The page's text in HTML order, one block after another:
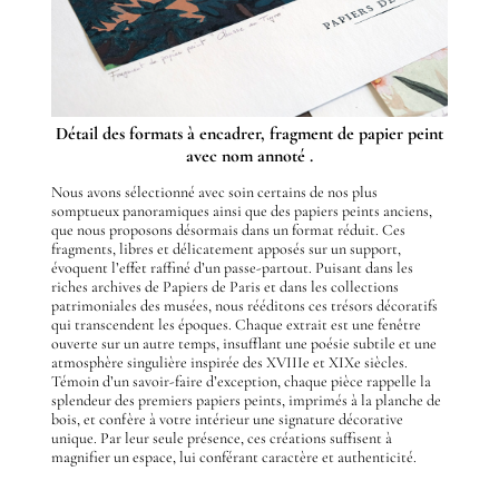
Détail des formats à encadrer, fragment de papier peint
avec nom annoté .
Nous avons sélectionné avec soin certains de nos plus
somptueux panoramiques ainsi que des papiers peints anciens,
que nous proposons désormais dans un format réduit. Ces
fragments, libres et délicatement apposés sur un support,
évoquent l’effet raffiné d’un passe-partout. Puisant dans les
riches archives de Papiers de Paris et dans les collections
patrimoniales des musées, nous rééditons ces trésors décoratifs
qui transcendent les époques. Chaque extrait est une fenêtre
ouverte sur un autre temps, insufflant une poésie subtile et une
atmosphère singulière inspirée des XVIIIe et XIXe siècles.
Témoin d’un savoir-faire d’exception, chaque pièce rappelle la
splendeur des premiers papiers peints, imprimés à la planche de
bois, et confère à votre intérieur une signature décorative
unique. Par leur seule présence, ces créations suffisent à
magnifier un espace, lui conférant caractère et authenticité.